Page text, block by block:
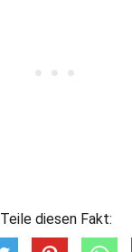
Teile diesen Fakt: